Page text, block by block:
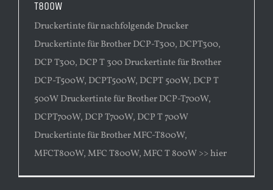
T800W
Druckertinte für nachfolgende Drucker
Druckertinte für Brother DCP-T300, DCPT300,
DCP T300, DCP T 300 Druckertinte für Brother
DCP-T500W, DCPT500W, DCPT 500W, DCP T
500W Druckertinte für Brother DCP-T700W,
DCPT700W, DCP T700W, DCP T 700W
Druckertinte für Brother MFC-T800W,
MFCT800W, MFC T800W, MFC T 800W >> hier